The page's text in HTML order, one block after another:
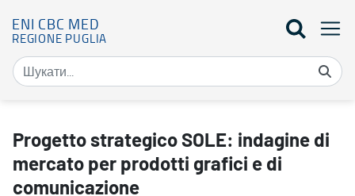
ENI CBC MED
REGIONE PUGLIA
Progetto strategico SOLE: indagine di
mercato per prodotti grafici e di
comunicazione